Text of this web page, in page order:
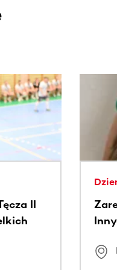
w poziomie. Użyj
II